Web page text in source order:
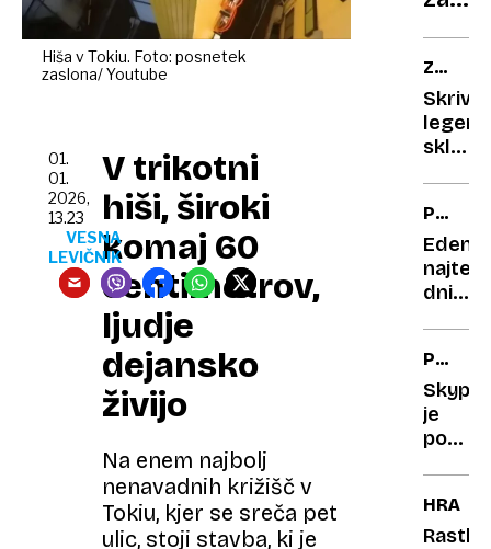
Hiša v Tokiu. Foto: posnetek
zaslona/ Youtube
V trikotni
hiši, široki
komaj 60
centimetrov,
ljudje
dejansko
živijo
Na enem najbolj
nenavadnih križišč v
Tokiu, kjer se sreča pet
ulic, stoji stavba, ki je
01.
01.
2026,
13.23
VESNA
LEVIČNIK
SE
JE
resnici
ljubil
avtor
LETA
2025
Eden
dni:
LETA
2025
Skype
je
HRANA